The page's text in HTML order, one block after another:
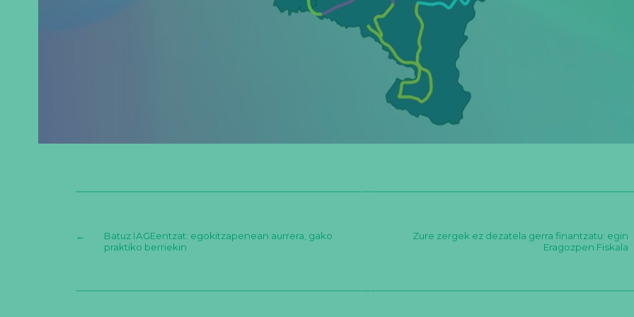
←
Batuz IAGEentzat: egokitzapenean aurrera, gako
praktiko berriekin
Zure zergek ez dezatela gerra finantzatu: egin
Eragozpen Fiskala